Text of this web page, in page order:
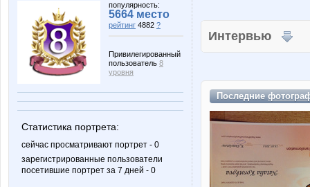
популярность:
5664 место
рейтинг 4882 ?
Привилегированный
пользователь 8
уровня
Статистика портрета:
сейчас просматривают портрет - 0
зарегистрированные пользователи
посетившие портрет за 7 дней - 0
Интервью
Последние